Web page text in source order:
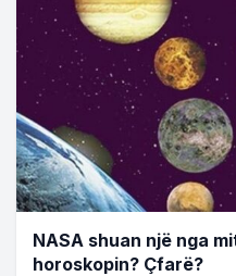
NASA shuan një nga
horoskopin? Çfarë?